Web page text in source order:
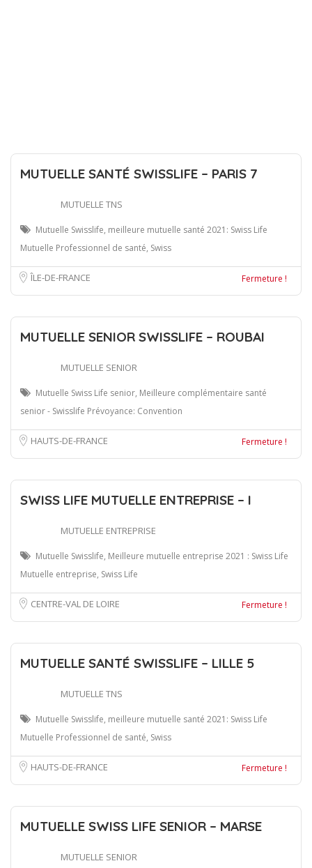
MUTUELLE SANTÉ SWISSLIFE – PARIS 7
MUTUELLE TNS
Mutuelle Swisslife, meilleure mutuelle santé 2021: Swiss Life
Mutuelle Professionnel de santé, Swiss
ÎLE-DE-FRANCE Fermeture !
MUTUELLE SENIOR SWISSLIFE – ROUBAI
MUTUELLE SENIOR
Mutuelle Swiss Life senior, Meilleure complémentaire santé
senior - Swisslife Prévoyance: Convention
HAUTS-DE-FRANCE Fermeture !
SWISS LIFE MUTUELLE ENTREPRISE – I
MUTUELLE ENTREPRISE
Mutuelle Swisslife, Meilleure mutuelle entreprise 2021 : Swiss Life
Mutuelle entreprise, Swiss Life
CENTRE-VAL DE LOIRE Fermeture !
MUTUELLE SANTÉ SWISSLIFE – LILLE 5
MUTUELLE TNS
Mutuelle Swisslife, meilleure mutuelle santé 2021: Swiss Life
Mutuelle Professionnel de santé, Swiss
HAUTS-DE-FRANCE Fermeture !
MUTUELLE SWISS LIFE SENIOR – MARSE
MUTUELLE SENIOR